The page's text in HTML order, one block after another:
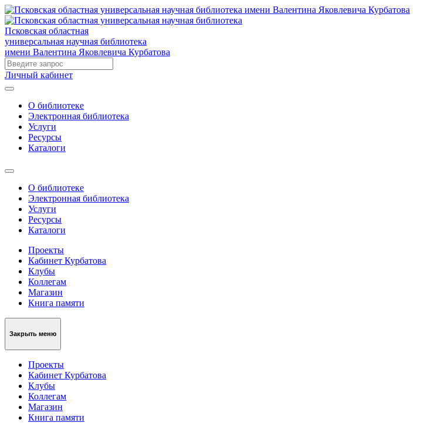
Псковская областная
универсальная научная библиотека
имени Валентина Яковлевича Курбатова
Личный кабинет
О библиотеке
Электронная библиотека
Услуги
Ресурсы
Каталоги
О библиотеке
Электронная библиотека
Услуги
Ресурсы
Каталоги
Проекты
Кабинет Курбатова
Клубы
Коллегам
Магазин
Книга памяти
Закрыть меню
Проекты
Кабинет Курбатова
Клубы
Коллегам
Магазин
Книга памяти